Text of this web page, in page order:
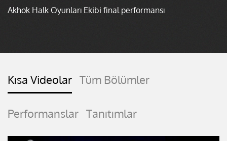
Akhok Halk Oyunları Ekibi final performansı
Kısa Videolar Tüm Bölümler
Performanslar Tanıtımlar